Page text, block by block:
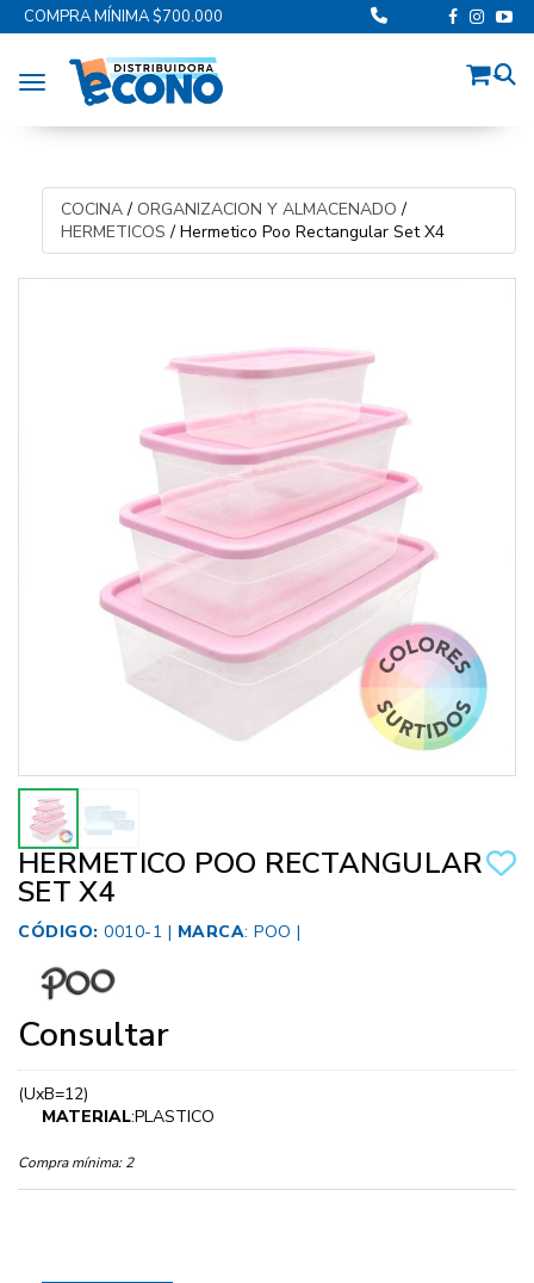
COMPRA MÍNIMA $700.000
Toggle navigation
COCINA/ ORGANIZACION Y ALMACENADO /
HERMETICOS / Hermetico Poo Rectangular Set X4
HERMETICO POO RECTANGULAR
SET X4
CÓDIGO: 0010-1 | MARCA: POO |
Consultar
(UxB=12)
MATERIAL:PLASTICO
Compra mínima: 2